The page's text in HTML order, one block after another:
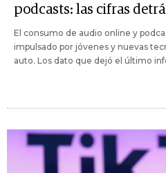
podcasts: las cifras
El consumo de audio online y
impulsado por jóvenes y nuevas
auto. Los dato que dejó el último